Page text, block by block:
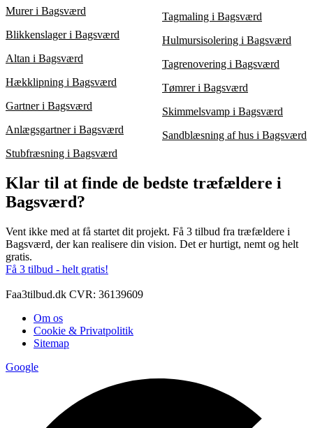
Murer i Bagsværd
Blikkenslager i Bagsværd
Altan i Bagsværd
Hækklipning i Bagsværd
Gartner i Bagsværd
Anlægsgartner i Bagsværd
Stubfræsning i Bagsværd
Tagmaling i Bagsværd
Hulmursisolering i Bagsværd
Tagrenovering i Bagsværd
Tømrer i Bagsværd
Skimmelsvamp i Bagsværd
Sandblæsning af hus i Bagsværd
Klar til at finde de bedste træfældere i
Bagsværd?
Vent ikke med at få startet dit projekt. Få 3 tilbud fra træfældere i
Bagsværd, der kan realisere din vision. Det er hurtigt, nemt og helt
gratis.
Få 3 tilbud - helt gratis!
Faa3tilbud.dk CVR: 36139609
Om os
Cookie & Privatpolitik
Sitemap
Google